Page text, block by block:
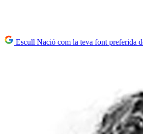
Escull Nació com la teva font preferida